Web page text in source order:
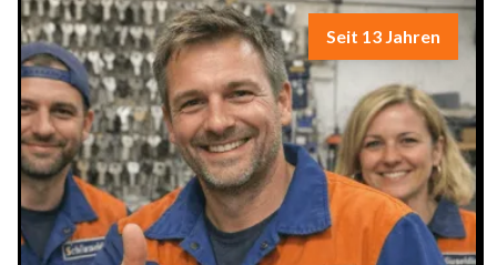
Seit 13 Jahren